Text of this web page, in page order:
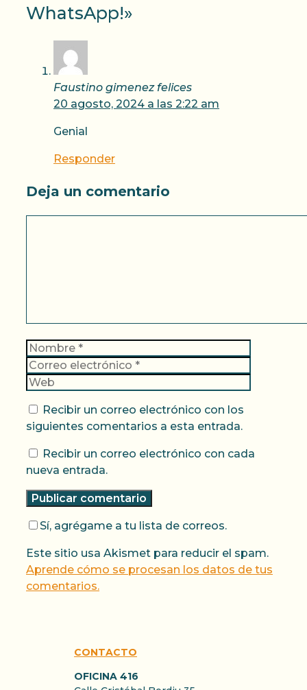
WhatsApp!»
Faustino gimenez felices
20 agosto, 2024 a las 2:22 am
Genial
Responder
Deja un comentario
Nombre
Recibir un correo electrónico con los
siguientes comentarios a esta entrada.
Recibir un correo electrónico con cada
nueva entrada.
Sí, agrégame a tu lista de correos.
Este sitio usa Akismet para reducir el spam.
Aprende cómo se procesan los datos de tus
comentarios.
CONTACTO
OFICINA 416